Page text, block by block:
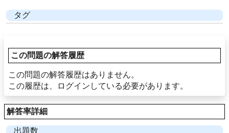
タグ
この問題の解答履歴
この問題の解答履歴はありません。
この履歴は、ログインしている必要があります。
解答率詳細
出題数